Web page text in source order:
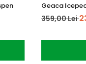
Geaca
359,00 Lei